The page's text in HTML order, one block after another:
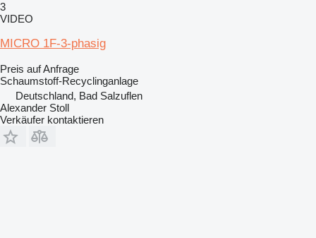
3
VIDEO
MICRO 1F-3-phasig
Preis auf Anfrage
Schaumstoff-Recyclinganlage
Deutschland, Bad Salzuflen
Alexander Stoll
Verkäufer kontaktieren